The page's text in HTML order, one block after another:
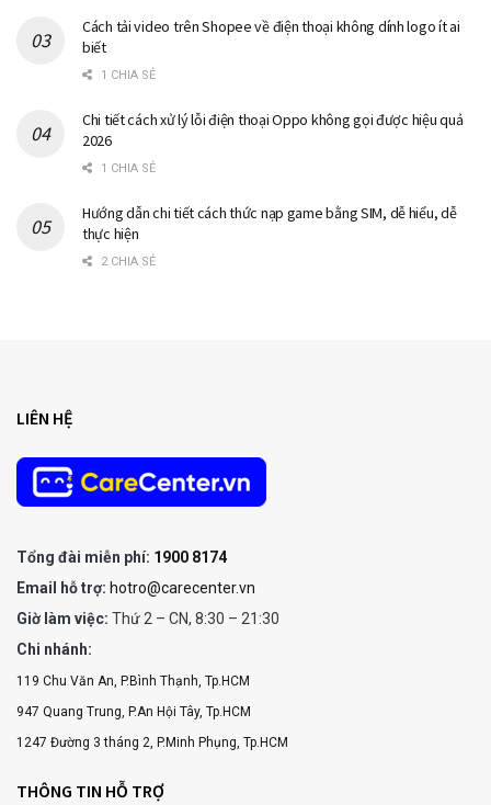
Cách tải video trên Shopee về điện thoại không dính logo ít ai
biết
1 CHIA SẺ
Chi tiết cách xử lý lỗi điện thoại Oppo không gọi được hiệu quả
2026
1 CHIA SẺ
Hướng dẫn chi tiết cách thức nạp game bằng SIM, dễ hiểu, dễ
thực hiện
2 CHIA SẺ
LIÊN HỆ
Tổng đài miễn phí: 1900 8174
Email hỗ trợ: hotro@carecenter.vn
Giờ làm việc: Thứ 2 – CN, 8:30 – 21:30
Chi nhánh:
119 Chu Văn An, P.Bình Thạnh, Tp.HCM
947 Quang Trung, P.An Hội Tây, Tp.HCM
1247 Đường 3 tháng 2, P.Minh Phụng, Tp.HCM
THÔNG TIN HỖ TRỢ